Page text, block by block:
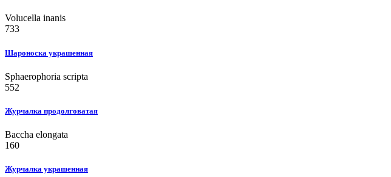
Volucella inanis
733
Шароноска украшенная
Sphaerophoria scripta
552
Журчалка продолговатая
Baccha elongata
160
Журчалка украшенная